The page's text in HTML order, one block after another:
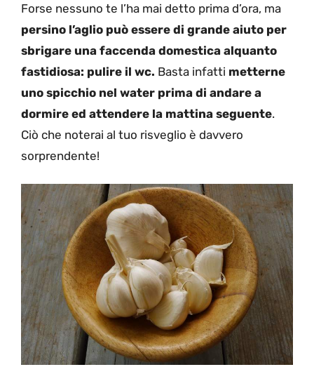
Forse nessuno te l’ha mai detto prima d’ora, ma
persino l’aglio può essere di grande aiuto per
sbrigare una faccenda domestica alquanto
fastidiosa: pulire il wc. Basta infatti metterne
uno spicchio nel water prima di andare a
dormire ed attendere la mattina seguente.
Ciò che noterai al tuo risveglio è davvero
sorprendente!